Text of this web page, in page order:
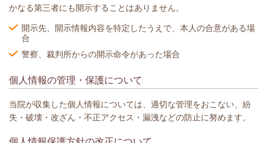
かなる第三者にも開示することはありません。
開示先、開示情報内容を特定したうえで、本人の合意がある場
合
警察、裁判所からの開示命令があった場合
個人情報の管理・保護について
当院が収集した個人情報については、適切な管理をおこない、紛
失・破壊・改ざん・不正アクセス・漏洩などの防止に努めます。